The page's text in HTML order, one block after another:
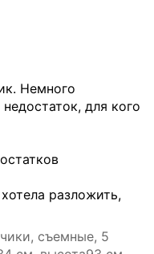
Немного
для кого
разложить,
съемные, 5